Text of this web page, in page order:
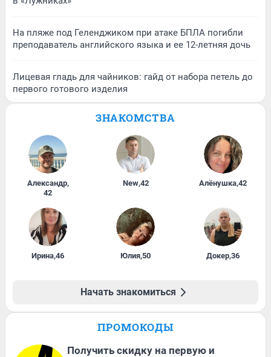
На пляже под Геленджиком при атаке БПЛА погибли
преподаватель английского языка и ее 12-летняя дочь
Лицевая гладь для чайников: гайд от набора петель до
первого готового изделия
ЗНАКОМСТВА
Александр,
42
New,42 Алёнушка,42
Ирина,46 Юлия,50 Докер,36
Начать знакомиться
ПРОМОКОДЫ
Получить скидку на первую и